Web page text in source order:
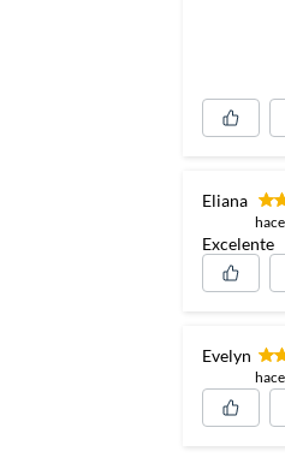
Eliana
Excelente
Evelyn